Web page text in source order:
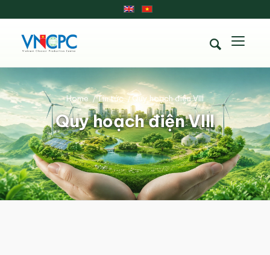
Quy hoạch điện VIII
Home /Tin tức /Quy hoạch điện VIII